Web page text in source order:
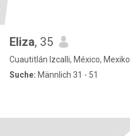
Eliza, 35
Cuautitlán Izcalli, México, Mexiko
Suche: Männlich 31 - 51